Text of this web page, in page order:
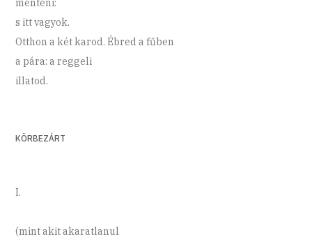
menteni:
s itt vagyok.
Otthon a két karod. Ébred a fűben
a pára: a reggeli
illatod.
KÖRBEZÁRT
I.
(mint akit akaratlanul